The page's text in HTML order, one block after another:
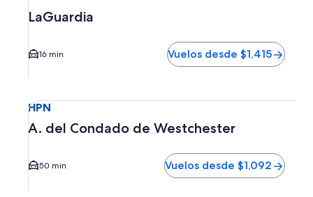
LaGuardia
16 min Vuelos desde $1,415
HPN
A. del Condado de Westchester
50 min Vuelos desde $1,092